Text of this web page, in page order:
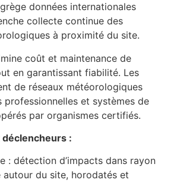
données internationales
collecte continue des
à proximité du site.
coût et maintenance de
en garantissant fiabilité. Les
de réseaux météorologiques
professionnelles et systèmes de
par organismes certifiés.
déclencheurs :
: détection d’impacts dans rayon
autour du site, horodatés et